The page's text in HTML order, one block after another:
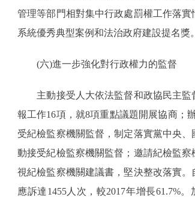
管理等部門相對集中行政處罰權工作落
系統優秀典型案例和法治政府建設提名獎。
(六)進一步強化對行政權力的監督
主動接受人大依法監督和政協民主監
報工作16項，就8項重點議題開展協商；
受紀檢監察機關監督，制定落實黨中央
動接受紀檢監察機關監督；邀請紀檢監
視紀檢監察機關建議書，堅決整改落實
應訴達1455人次，較2017年增長61.7%